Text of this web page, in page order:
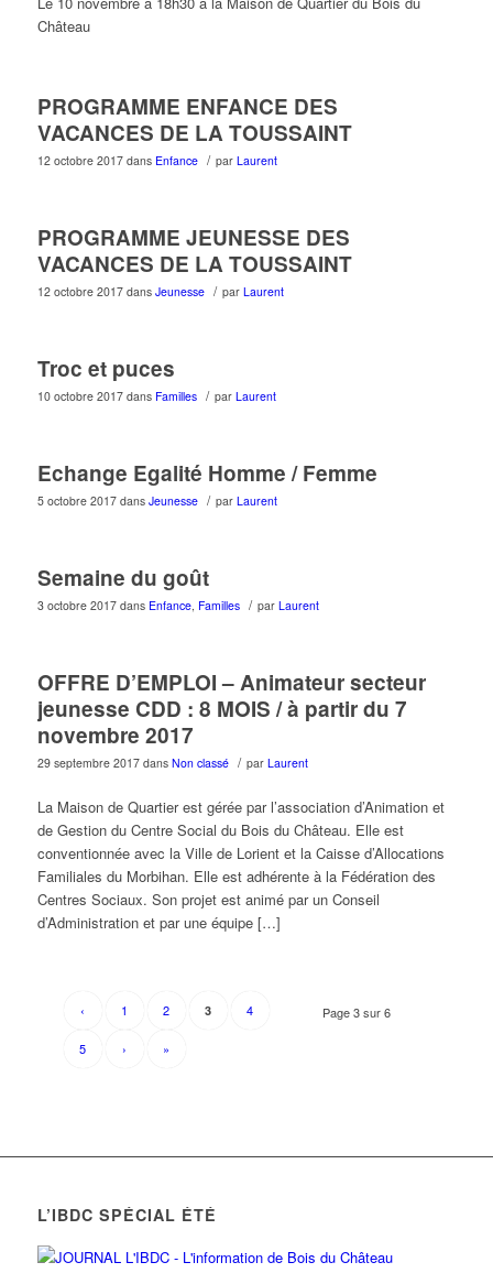
Château
PROGRAMME ENFANCE DES
VACANCES DE LA TOUSSAINT
12 octobre 2017 dans Enfance / par Laurent
PROGRAMME JEUNESSE DES
VACANCES DE LA TOUSSAINT
12 octobre 2017 dans Jeunesse / par Laurent
Troc et puces
10 octobre 2017 dans Familles / par Laurent
Echange Egalité Homme / Femme
5 octobre 2017 dans Jeunesse / par Laurent
Semaine du goût
3 octobre 2017 dans Enfance, Familles / par Laurent
OFFRE D’EMPLOI – Animateur secteur
jeunesse CDD : 8 MOIS / à partir du 7
novembre 2017
29 septembre 2017 dans Non classé / par Laurent
La Maison de Quartier est gérée par l’association d’Animation et
de Gestion du Centre Social du Bois du Château. Elle est
conventionnée avec la Ville de Lorient et la Caisse d’Allocations
Familiales du Morbihan. Elle est adhérente à la Fédération des
Centres Sociaux. Son projet est animé par un Conseil
d’Administration et par une équipe […]
Page 3 sur 6
‹ 1 2 3 4
5 › »
L’IBDC SPÉCIAL ÉTÉ